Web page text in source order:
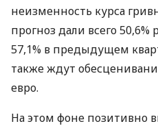
неизменность курса
прогноз дали всего
57,1% в предыдущем
также ждут
евро.
На этом фоне позитивно